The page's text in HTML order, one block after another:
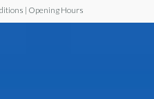
| Opening Hours